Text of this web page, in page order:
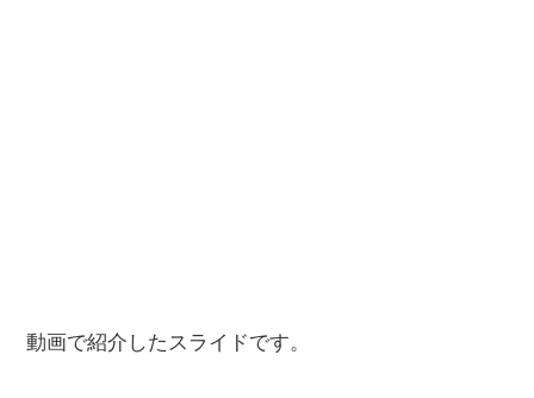
動画で紹介したスライドです。